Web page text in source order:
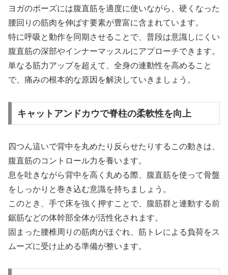
ヨガのポーズには腹直筋を適度に使いながら、硬くなった
腰回りの筋肉を伸ばす要素が豊富に含まれています。
特に呼吸と動作を同期させることで、普段は意識しにくい
腹直筋の深部やインナーマッスルにアプローチできます。
単なる筋力アップを超えて、全身の連動性を高めること
で、痛みの根本的な原因を解決していきましょう。
キャットアンドカウで脊柱の柔軟性を向上
四つん這いで背中を丸めたり反らせたりするこの動きは、
腹直筋のコントロール力を養います。
息を吐きながら背中を高く丸める際、腹直筋を使って骨盤
をしっかりと巻き込む意識を持ちましょう。
このとき、手で床を強く押すことで、腹筋群と連動する前
鋸筋などの体幹部全体が活性化されます。
固まった腰椎周りの筋肉がほぐれ、筋トレによる負荷をス
ムーズに受け止める準備が整います。